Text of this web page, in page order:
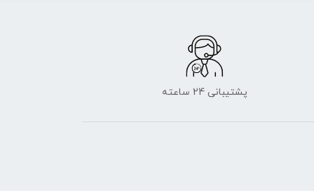
پشتیبانی 24 ساعته